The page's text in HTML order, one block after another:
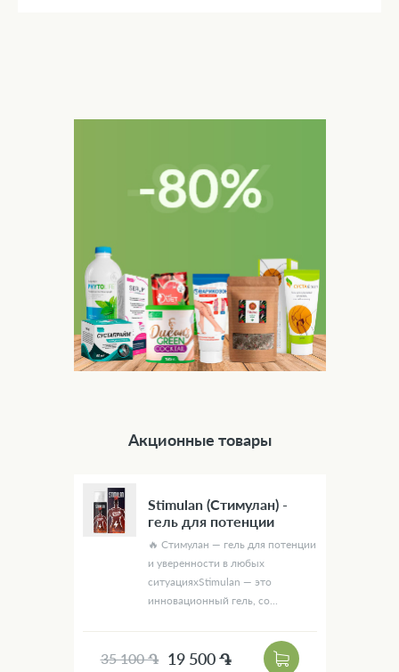
Акционные товары
Stimulan (Стимулан) -
гель для потенции
🔥 Стимулан — гель для потенции
и уверенности в любых
ситуацияхStimulan — это
инновационный гель, со...
35 100 ֏ 19 500 ֏